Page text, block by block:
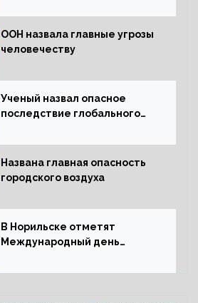
ООН назвала главные угрозы
человечеству
Ученый назвал опасное
последствие глобального
Названа главная опасность
городского воздуха
В Норильске отметят
Международный день